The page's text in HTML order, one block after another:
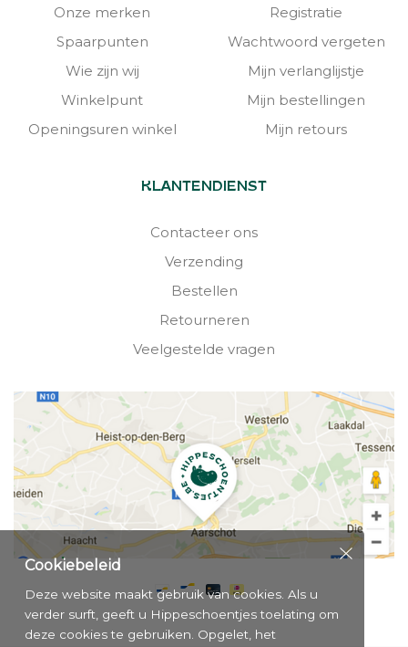
Onze merken
Spaarpunten
Wie zijn wij
Winkelpunt
Openingsuren winkel
Registratie
Wachtwoord vergeten
Mijn verlanglijstje
Mijn bestellingen
Mijn retours
KLANTENDIENST
Contacteer ons
Verzending
Bestellen
Retourneren
Veelgestelde vragen
Cookiebeleid
Deze website maakt gebruik van cookies. Als u
verder surft, geeft u Hippeschoentjes toelating om
deze cookies te gebruiken. Opgelet, het